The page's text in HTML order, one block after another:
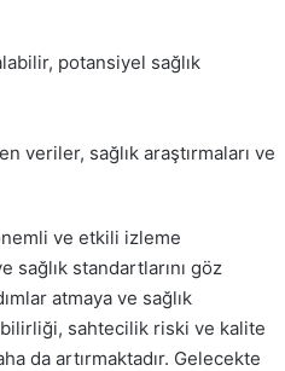
potansiyel sağlık
veriler, sağlık araştırmaları ve
ve etkili izleme
standartlarını göz
atmaya ve sağlık
sahtecilik riski ve kalite
da artırmaktadır. Gelecekte